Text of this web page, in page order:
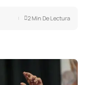
2 Min De Lectura